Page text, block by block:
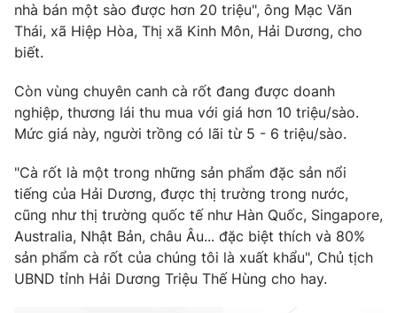
nhà bán một sào được hơn 20 triệu", ông Mạc Văn
Thái, xã Hiệp Hòa, Thị xã Kinh Môn, Hải Dương, cho
biết.
Còn vùng chuyên canh cà rốt đang được doanh
nghiệp, thương lái thu mua với giá hơn 10 triệu/sào.
Mức giá này, người trồng có lãi từ 5 - 6 triệu/sào.
"Cà rốt là một trong những sản phẩm đặc sản nổi
tiếng của Hải Dương, được thị trường trong nước,
cũng như thị trường quốc tế như Hàn Quốc, Singapore,
Australia, Nhật Bản, châu Âu... đặc biệt thích và 80%
sản phẩm cà rốt của chúng tôi là xuất khẩu", Chủ tịch
UBND tỉnh Hải Dương Triệu Thế Hùng cho hay.